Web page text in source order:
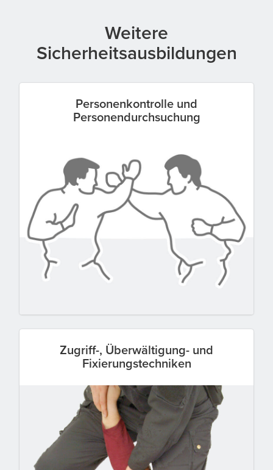
Weitere
Sicherheitsausbildungen
Personenkontrolle und
Personendurchsuchung
Zugriff-, Überwältigung- und
Fixierungstechniken